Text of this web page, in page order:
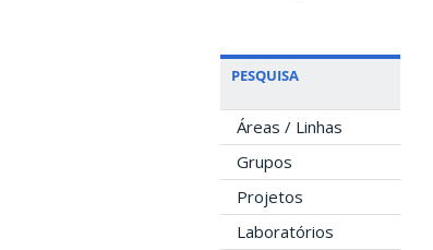
PESQUISA
Áreas / Linhas
Grupos
Projetos
Laboratórios